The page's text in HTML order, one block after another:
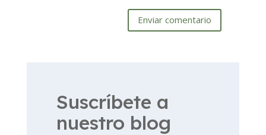
Enviar comentario
Suscríbete a
nuestro blog